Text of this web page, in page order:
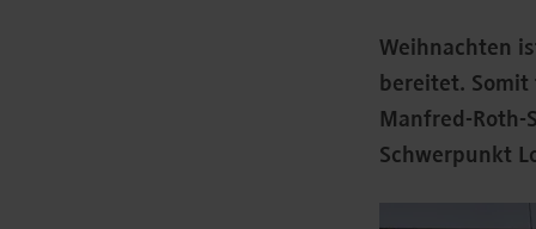
Weihnachten
bereitet.
Manfred-
Schwerpunkt